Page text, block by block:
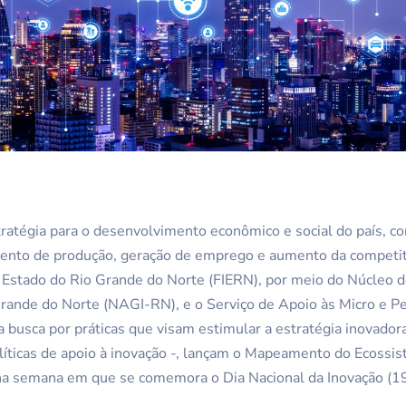
para o desenvolvimento econômico e social do país,
de produção, geração de emprego e aumento da
do Rio Grande do Norte (FIERN), por meio do Núcleo
do Norte (NAGI-RN), e o Serviço de Apoio às Micro e
busca por práticas que visam estimular a estratégia
de apoio à inovação -, lançam o Mapeamento do
semana em que se comemora o Dia Nacional da Inovação